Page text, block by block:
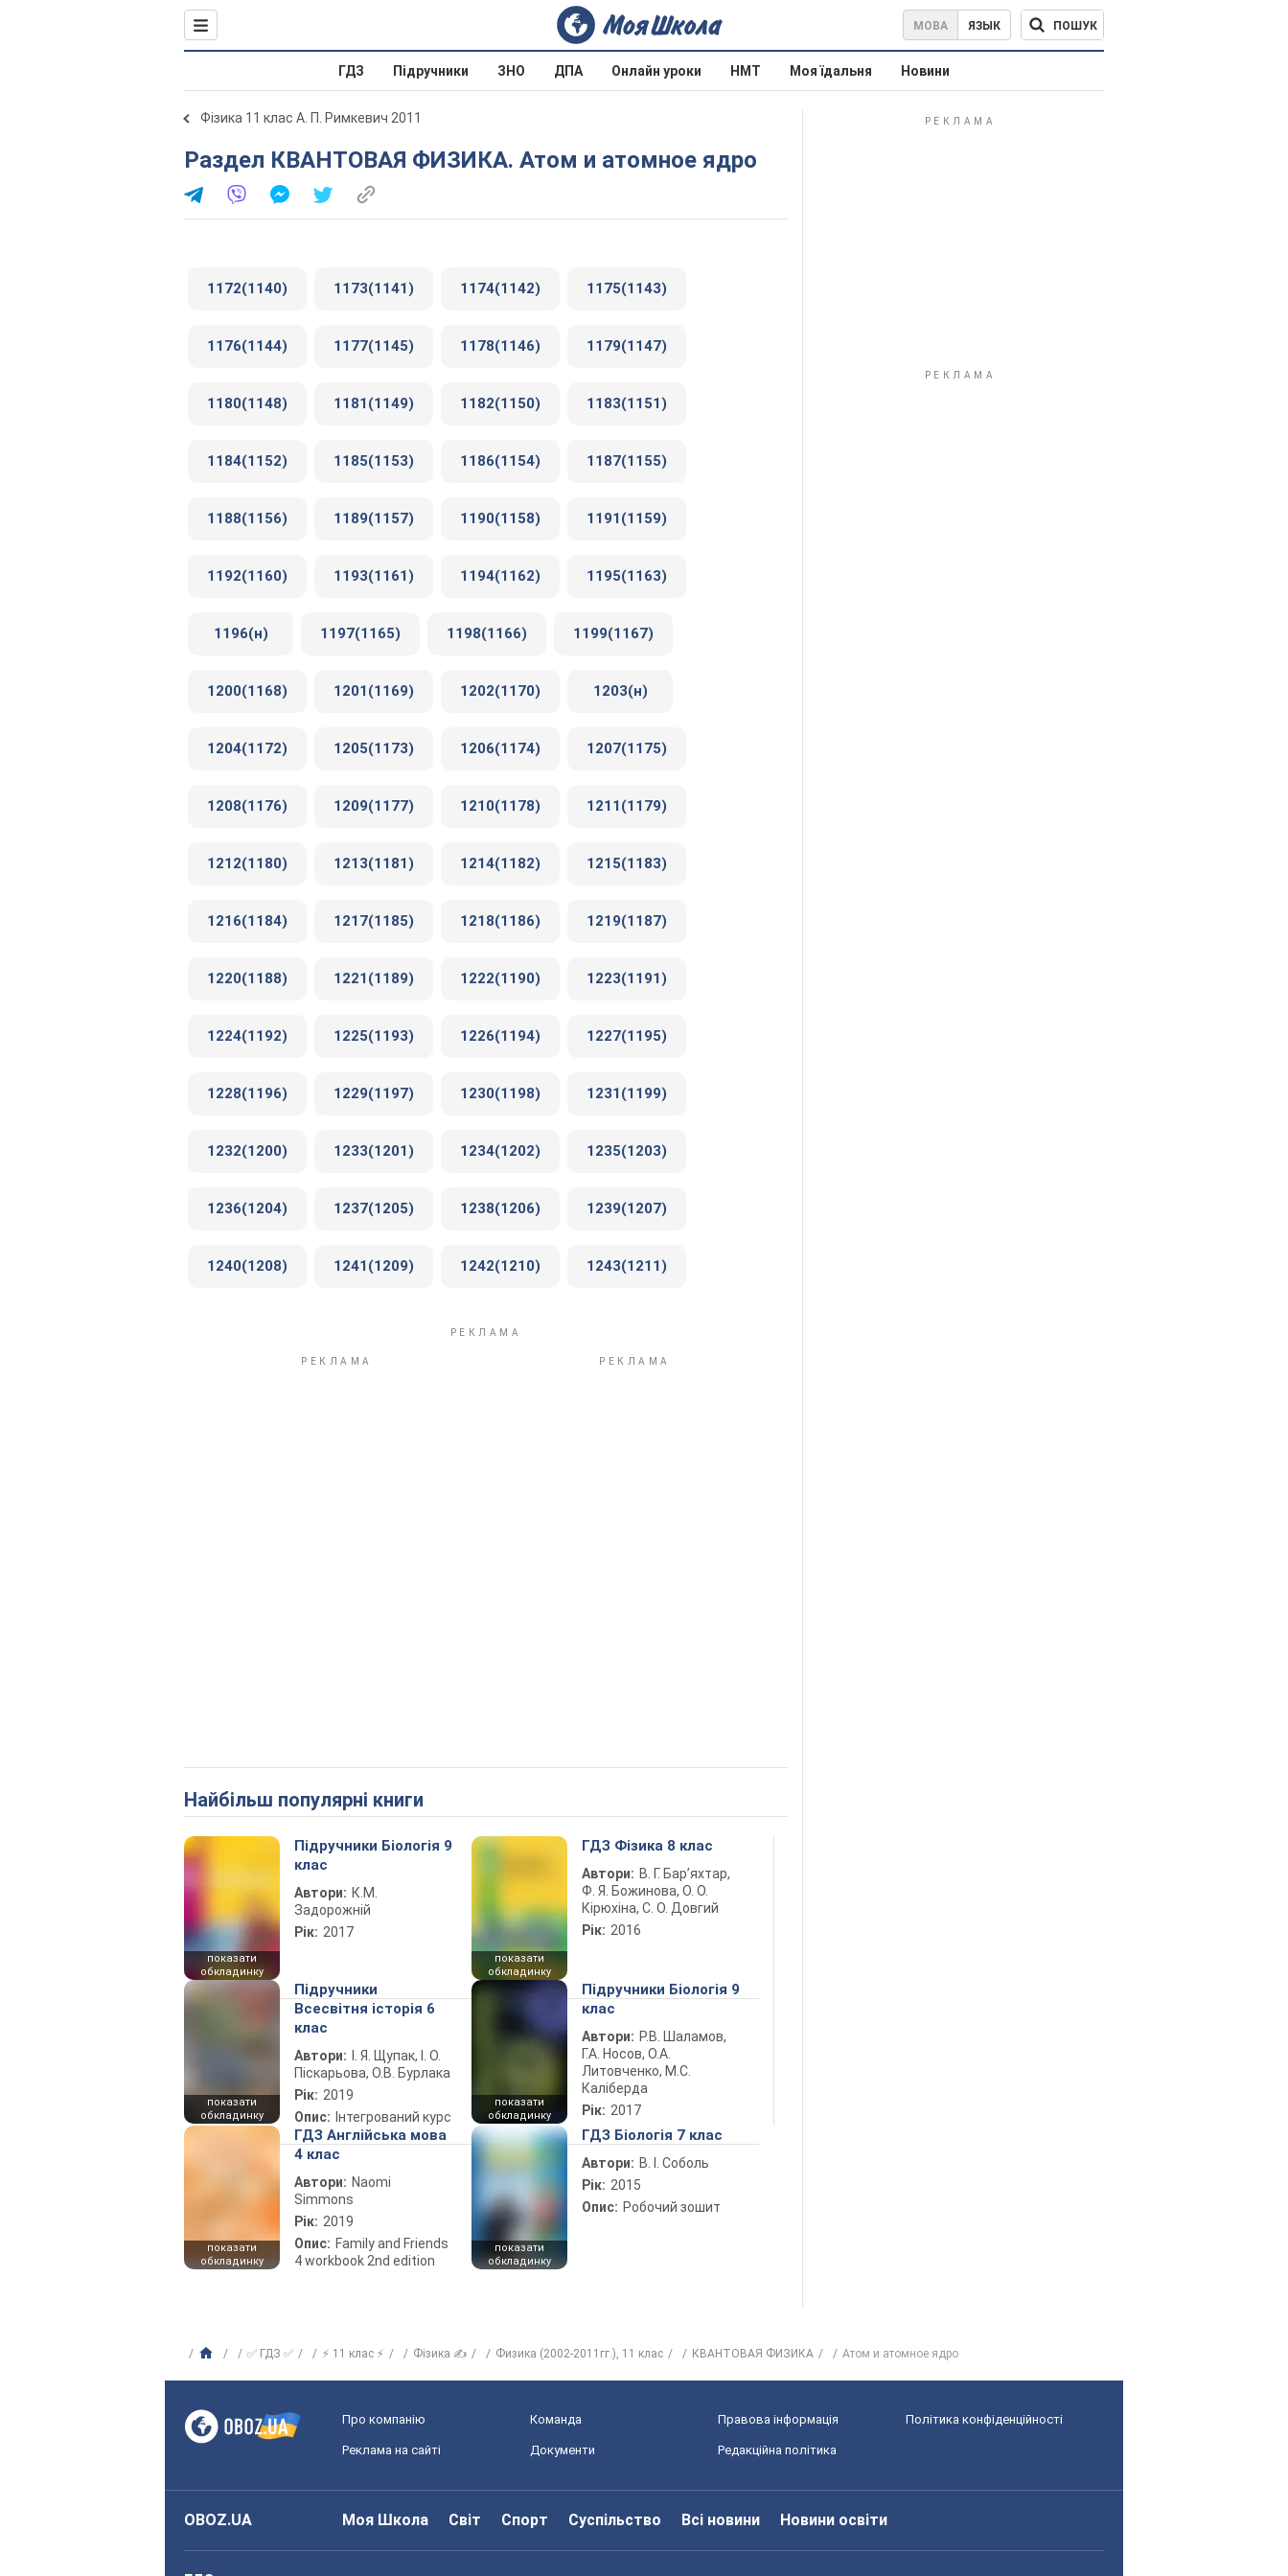
МОВА ЯЗЫК ПОШУК
ГДЗ Підручники ЗНО ДПА Онлайн уроки НМТ Моя їдальня Новини
Фізика 11 клас А. П. Римкевич 2011
Раздел КВАНТОВАЯ ФИЗИКА. Атом и атомное ядро
1172(1140) 1173(1141) 1174(1142) 1175(1143)
1176(1144) 1177(1145) 1178(1146) 1179(1147)
1180(1148) 1181(1149) 1182(1150) 1183(1151)
1184(1152) 1185(1153) 1186(1154) 1187(1155)
1188(1156) 1189(1157) 1190(1158) 1191(1159)
1192(1160) 1193(1161) 1194(1162) 1195(1163)
1196(н) 1197(1165) 1198(1166) 1199(1167)
1200(1168) 1201(1169) 1202(1170) 1203(н)
1204(1172) 1205(1173) 1206(1174) 1207(1175)
1208(1176) 1209(1177) 1210(1178) 1211(1179)
1212(1180) 1213(1181) 1214(1182) 1215(1183)
1216(1184) 1217(1185) 1218(1186) 1219(1187)
1220(1188) 1221(1189) 1222(1190) 1223(1191)
1224(1192) 1225(1193) 1226(1194) 1227(1195)
1228(1196) 1229(1197) 1230(1198) 1231(1199)
1232(1200) 1233(1201) 1234(1202) 1235(1203)
1236(1204) 1237(1205) 1238(1206) 1239(1207)
1240(1208) 1241(1209) 1242(1210) 1243(1211)
Найбільш популярні книги
показати
обкладинку
Підручники Біологія 9
клас
Автори: К.М.
Задорожній
Рік: 2017
показати
обкладинку
ГДЗ Фізика 8 клас
Автори: В. Г. Бар’яхтар,
Ф. Я. Божинова, О. О.
Кірюхіна, С. О. Довгий
Рік: 2016
показати
обкладинку
Підручники
Всесвітня історія 6
клас
Автори:
І. Я. Щупак, І. О.
Піскарьова, О.В. Бурлака
Рік: 2019
Опис: Інтегрований курс
показати
обкладинку
Підручники Біологія 9
клас
Автори: Р.В. Шаламов,
Г.А. Носов, О.А.
Литовченко, М.С.
Каліберда
Рік: 2017
показати
обкладинку
ГДЗ Англійська мова
4 клас
Автори: Naomi
Simmons
Рік: 2019
Опис: Family and Friends
4 workbook 2nd edition
показати
обкладинку
ГДЗ Біологія 7 клас
Автори: В. І. Соболь
Рік: 2015
Опис: Робочий зошит
✅ ГДЗ ✅ ⚡ 11 клас ⚡ Фізика ✍ Физика (2002-2011гг.), 11 клас КВАНТОВАЯ ФИЗИКА Атом и атомное ядро
Про компанію Команда Правова інформація Політика конфіденційності
Реклама на сайті Документи Редакційна політика
OBOZ.UA Моя Школа Світ Спорт Суспільство Всі новини Новини освіти